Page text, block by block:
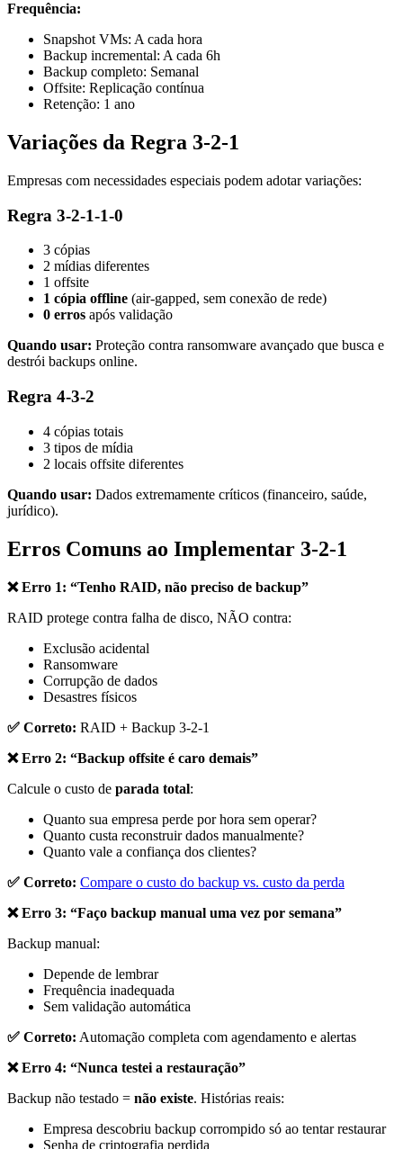
Frequência:
Snapshot VMs: A cada hora
Backup incremental: A cada 6h
Backup completo: Semanal
Offsite: Replicação contínua
Retenção: 1 ano
Variações da Regra 3-2-1
Empresas com necessidades especiais podem adotar variações:
Regra 3-2-1-1-0
3 cópias
2 mídias diferentes
1 offsite
1 cópia offline (air-gapped, sem conexão de rede)
0 erros após validação
Quando usar: Proteção contra ransomware avançado que busca e
destrói backups online.
Regra 4-3-2
4 cópias totais
3 tipos de mídia
2 locais offsite diferentes
Quando usar: Dados extremamente críticos (financeiro, saúde,
jurídico).
Erros Comuns ao Implementar 3-2-1
❌ Erro 1: “Tenho RAID, não preciso de backup”
RAID protege contra falha de disco, NÃO contra:
Exclusão acidental
Ransomware
Corrupção de dados
Desastres físicos
✅ Correto: RAID + Backup 3-2-1
❌ Erro 2: “Backup offsite é caro demais”
Calcule o custo de parada total:
Quanto sua empresa perde por hora sem operar?
Quanto custa reconstruir dados manualmente?
Quanto vale a confiança dos clientes?
✅ Correto: Compare o custo do backup vs. custo da perda
❌ Erro 3: “Faço backup manual uma vez por semana”
Backup manual:
Depende de lembrar
Frequência inadequada
Sem validação automática
✅ Correto: Automação completa com agendamento e alertas
❌ Erro 4: “Nunca testei a restauração”
Backup não testado = não existe. Histórias reais:
Empresa descobriu backup corrompido só ao tentar restaurar
Senha de criptografia perdida